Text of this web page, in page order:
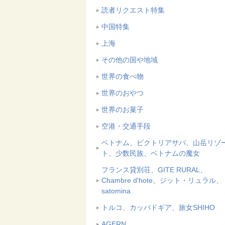
読者リクエスト特集
中国特集
上海
その他の国や地域
世界の食べ物
世界のおやつ
世界のお菓子
空港・交通手段
ベトナム、ビクトリアサパ、山岳リゾ
ト、少数民族、ベトナムの魔女
フランス貸別荘、GITE RURAL、
Chambre d'hote、ジット・リュラル、
satomina
トルコ、カッパドギア、旅女SHIHO